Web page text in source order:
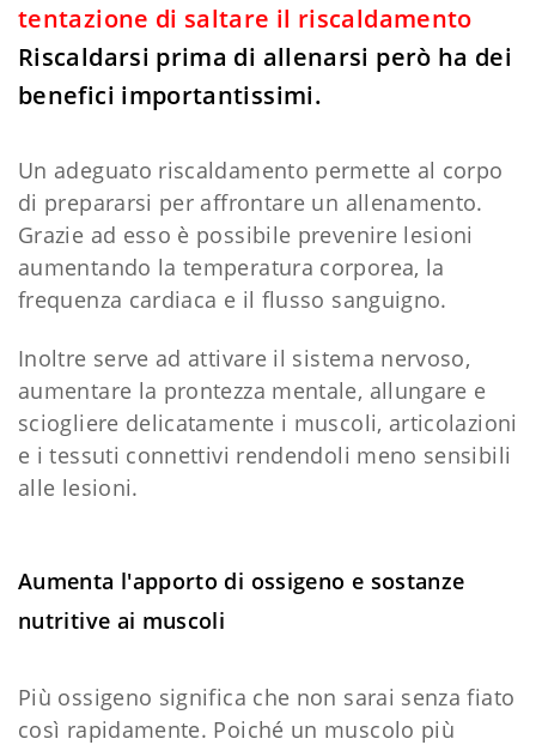
tentazione di saltare il riscaldamento
Riscaldarsi prima di allenarsi però ha dei
benefici importantissimi.
Un adeguato riscaldamento permette al corpo
di prepararsi per affrontare un allenamento.
Grazie ad esso è possibile prevenire lesioni
aumentando la temperatura corporea, la
frequenza cardiaca e il flusso sanguigno.
Inoltre serve ad attivare il sistema nervoso,
aumentare la prontezza mentale, allungare e
sciogliere delicatamente i muscoli, articolazioni
e i tessuti connettivi rendendoli meno sensibili
alle lesioni.
Aumenta l'apporto di ossigeno e sostanze
nutritive ai muscoli
Più ossigeno significa che non sarai senza fiato
così rapidamente. Poiché un muscolo più